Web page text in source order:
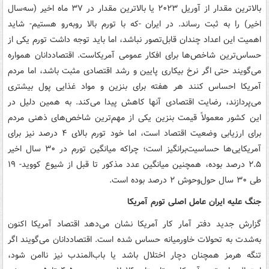
بالاترین مقدار از آوریل ۲۰۲۳ یا بالاترین مقدار در ۳۷ ماه اخیر (سه‌سال
اخیر) را به ثبت رساند. در ایران -که با تورم بالا روبه‌رو هستیم- شاید
اهمیت این اعداد چندان قابل‌تصور نباشد، اما باید توجه داشت تورم یکی از
حساس‌ترین شاخص‌ها برای افکار عمومی آمریکاست. اقتصاددانان همواره
می‌گویند حتی اگر نرخ بیکاری پایین و رشد اقتصادی مثبت باشد، اما مردم
آمریکا احساس کنند هر هفته برای بنزین و مواد غذایی پول بیشتری
می‌پردازند، رضایت اقتصادی آنها کاهش پیدا می‌کند. به همین دلیل در
این کشور معمولاً قیمت بنزین یکی از مهم‌ترین شاخص‌های ذهنی مردم
برای ارزیابی وضعیت اقتصاد است، اما خود تورم بالای ۴ درصد نیز برای
آمریکایی‌ها حساسیت‌برانگیز است؛ چراکه میانگین تورم در ۳۰ سال اخیر
۲.۵ درصد بوده، همچنین میانگین عدد مذکور تا قبل از شیوع کووید- ۱۹
طی ۳۰ سال حول‌وحوش ۲ درصد بوده است.
جنگ علیه ایران عامل اصلی تورم آمریکا
گزارش جدید دفتر آمار کار آمریکا نشان می‌دهد اقتصاد آمریکا اکنون
به‌شدت به تحولات خاورمیانه حساس شده است. اقتصاددانان می‌گویند اگر
تنگه هرمز همچنان دچار اختلال باشد یا باب‌المندب نیز ناامن شود،